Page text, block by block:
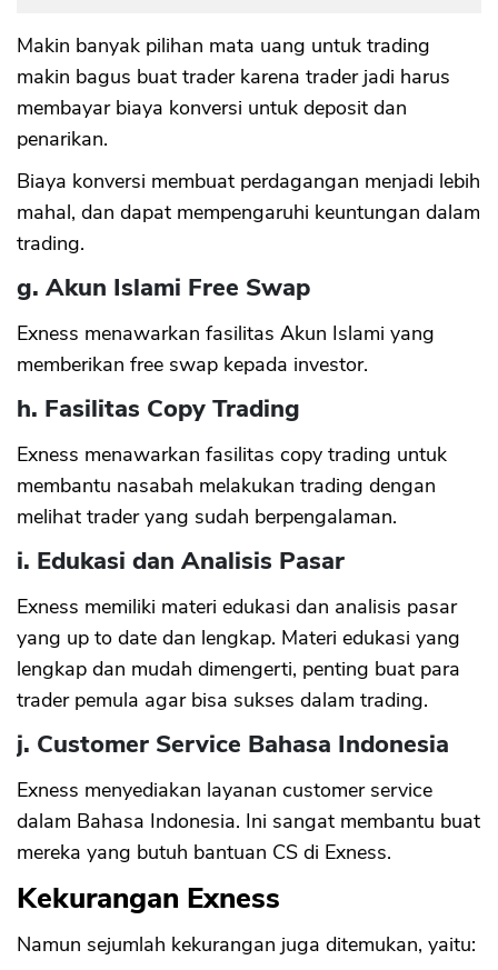
Makin banyak pilihan mata uang untuk trading
makin bagus buat trader karena trader jadi harus
membayar biaya konversi untuk deposit dan
penarikan.
Biaya konversi membuat perdagangan menjadi lebih
mahal, dan dapat mempengaruhi keuntungan dalam
trading.
g. Akun Islami Free Swap
Exness menawarkan fasilitas Akun Islami yang
memberikan free swap kepada investor.
h. Fasilitas Copy Trading
Exness menawarkan fasilitas copy trading untuk
membantu nasabah melakukan trading dengan
melihat trader yang sudah berpengalaman.
i. Edukasi dan Analisis Pasar
Exness memiliki materi edukasi dan analisis pasar
yang up to date dan lengkap. Materi edukasi yang
lengkap dan mudah dimengerti, penting buat para
trader pemula agar bisa sukses dalam trading.
j. Customer Service Bahasa Indonesia
Exness menyediakan layanan customer service
dalam Bahasa Indonesia. Ini sangat membantu buat
mereka yang butuh bantuan CS di Exness.
Kekurangan Exness
Namun sejumlah kekurangan juga ditemukan, yaitu: